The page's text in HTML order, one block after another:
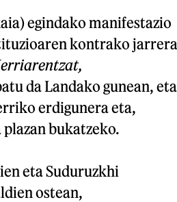
egindako manifestazio
kontrako
da Landako gunean, eta
erdigunera eta,
bukatzeko.
eta Suduruzkhi
ostean,